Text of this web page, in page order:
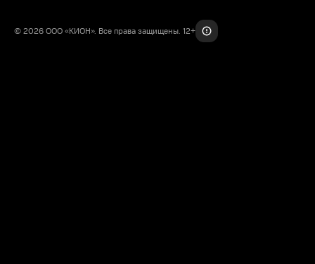
© 2026 ООО «КИОН». Все права защищены. 12+